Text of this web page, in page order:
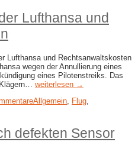
Lufthansa und
Lufthansa und Rechtsanwaltskosten
wegen der Annullierung eines
eines Pilotenstreiks. Das
weiterlesen →
Allgemein, Flug,
defekten Sensor